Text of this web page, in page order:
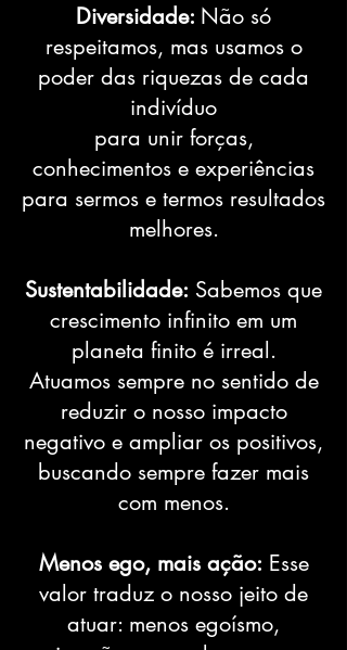
Diversidade: Não só
respeitamos, mas usamos o
poder das riquezas de cada
indivíduo
para unir forças,
conhecimentos e experiências
para sermos e termos resultados
melhores.
Sustentabilidade: Sabemos que
crescimento infinito em um
planeta finito é irreal.
Atuamos sempre no sentido de
reduzir o nosso impacto
negativo e ampliar os positivos,
buscando sempre fazer mais
com menos.
Menos ego, mais ação: Esse
valor traduz o nosso jeito de
atuar: menos egoísmo,